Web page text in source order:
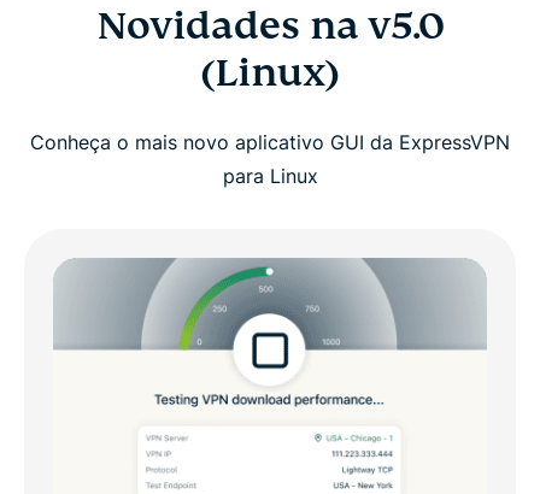
Novidades na v5.0
(Linux)
Conheça o mais novo aplicativo GUI da ExpressVPN
para Linux